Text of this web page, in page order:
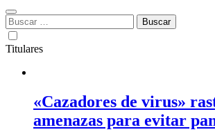
Buscar:
Titulares
«Cazadores de virus»
amenazas para evitar